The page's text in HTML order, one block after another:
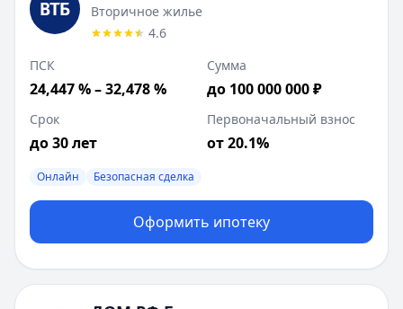
Вторичное жилье
4.6
ПСК
24,447 % – 32,478 %
Сумма
до 100 000 000 ₽
Срок
до 30 лет
Первоначальный взнос
от 20.1%
Онлайн Безопасная сделка
Оформить ипотеку